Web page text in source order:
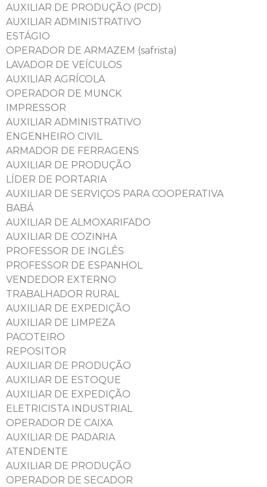
AUXILIAR DE PRODUÇÃO (PCD)
AUXILIAR ADMINISTRATIVO
ESTÁGIO
OPERADOR DE ARMAZEM (safrista)
LAVADOR DE VEÍCULOS
AUXILIAR AGRÍCOLA
OPERADOR DE MUNCK
IMPRESSOR
AUXILIAR ADMINISTRATIVO
ENGENHEIRO CIVIL
ARMADOR DE FERRAGENS
AUXILIAR DE PRODUÇÃO
LÍDER DE PORTARIA
AUXILIAR DE SERVIÇOS PARA COOPERATIVA
BABÁ
AUXILIAR DE ALMOXARIFADO
AUXILIAR DE COZINHA
PROFESSOR DE INGLÊS
PROFESSOR DE ESPANHOL
VENDEDOR EXTERNO
TRABALHADOR RURAL
AUXILIAR DE EXPEDIÇÃO
AUXILIAR DE LIMPEZA
PACOTEIRO
REPOSITOR
AUXILIAR DE PRODUÇÃO
AUXILIAR DE ESTOQUE
AUXILIAR DE EXPEDIÇÃO
ELETRICISTA INDUSTRIAL
OPERADOR DE CAIXA
AUXILIAR DE PADARIA
ATENDENTE
AUXILIAR DE PRODUÇÃO
OPERADOR DE SECADOR